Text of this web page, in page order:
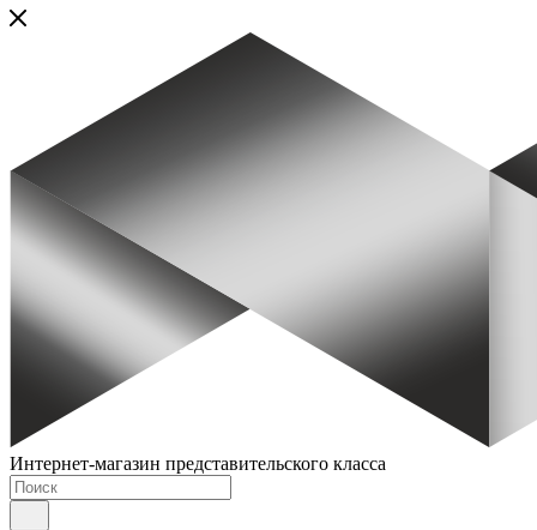
Интернет-магазин представительского класса